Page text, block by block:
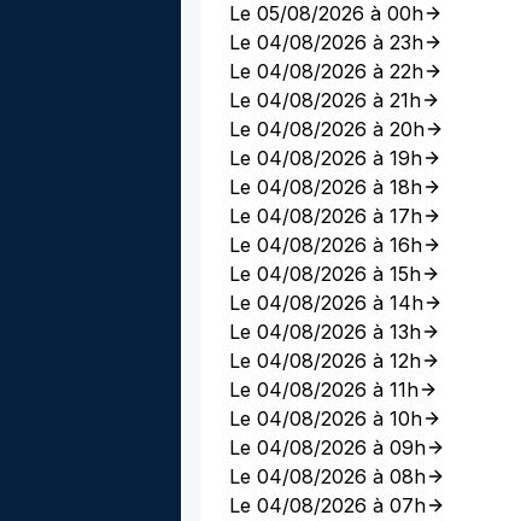
Le 05/08/2026 à 00h
Le 04/08/2026 à 23h
Le 04/08/2026 à 22h
Le 04/08/2026 à 21h
Le 04/08/2026 à 20h
Le 04/08/2026 à 19h
Le 04/08/2026 à 18h
Le 04/08/2026 à 17h
Le 04/08/2026 à 16h
Le 04/08/2026 à 15h
Le 04/08/2026 à 14h
Le 04/08/2026 à 13h
Le 04/08/2026 à 12h
Le 04/08/2026 à 11h
Le 04/08/2026 à 10h
Le 04/08/2026 à 09h
Le 04/08/2026 à 08h
Le 04/08/2026 à 07h